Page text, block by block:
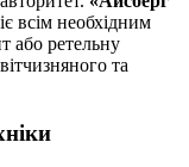
всім необхідним
або ретельну
та